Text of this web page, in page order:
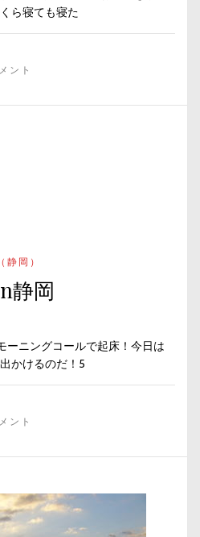
ら寝ても寝た
ント
静岡）
静岡
ーニングコールで起床！今日は
かけるのだ！5
ント